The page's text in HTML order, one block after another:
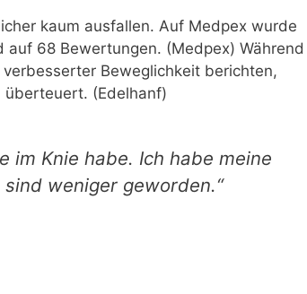
kaum ausfallen. Auf Medpex wurde
68 Bewertungen. (Medpex) Während
Beweglichkeit berichten,
(Edelhanf)
im Knie habe. Ich habe meine
weniger geworden.“